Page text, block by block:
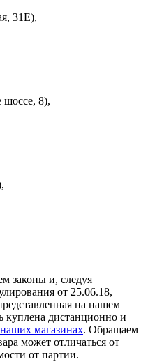
31Е),
8),
законы и, следуя
от 25.06.18,
на нашем
куплена дистанционно и
наших магазинах. Обращаем
может отличаться от
от партии.